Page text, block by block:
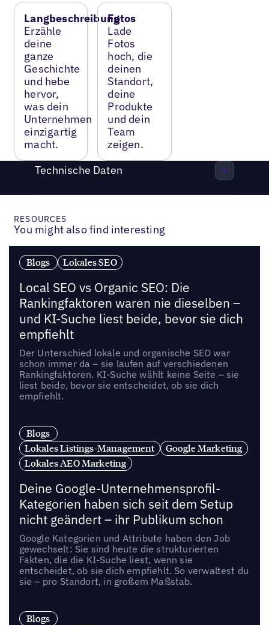
Langbeschreibung
Erzähle
deine
ganze
Geschichte
und hebe
hervor,
was dein
Unternehmen
einzigartig
macht.
Fotos
Lade
Fotos
hoch, die
deinen
Standort,
deine
Produkte
und dein
Team
zeigen.
Technische Daten
RESOURCES
You might also find interesting
Blogs Lokales SEO
Local SEO vs Organic SEO: Die
Rankingfaktoren waren nie dieselben –
und KI-Suche liest beide, bevor sie dich
empfiehlt
Der Unterschied lokale und organische SEO war
schon immer da – sie laufen auf verschiedenen
Rankingfaktoren. KI-Suche wählt keine Seite – sie
liest beide, bevor sie entscheidet, ob sie dich
empfiehlt.
Blogs
Lokales Listings-Management
Google Marketing
Lokales AEO Marketing
Deine Google-Unternehmensprofil-
Kategorien haben sich seit dem Setup
nicht geändert – ihr Publikum schon
Google Kategorien und Attribute haben den Job
gewechselt: Sie sind heute die strukturierten
Fakten, die die KI-Suche liest, wenn sie
entscheidet, ob sie dich empfiehlt. So verwaltest du
sie – pro Standort, in großem Maßstab.
Blogs